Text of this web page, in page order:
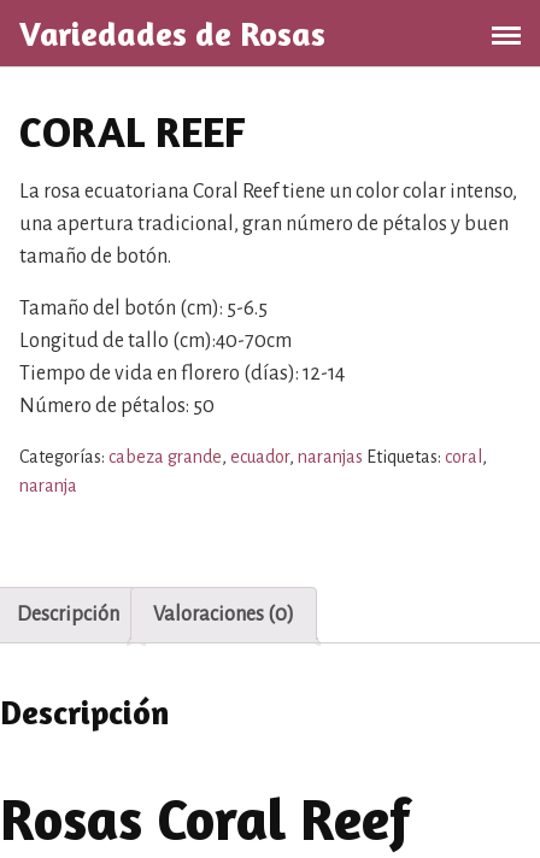
l
Variedades de Rosas
CORAL REEF
La rosa ecuatoriana Coral Reef tiene un color colar intenso,
una apertura tradicional, gran número de pétalos y buen
tamaño de botón.
Tamaño del botón (cm): 5-6.5
Longitud de tallo (cm):40-70cm
Tiempo de vida en florero (días): 12-14
Número de pétalos: 50
Categorías: cabeza grande, ecuador, naranjas Etiquetas: coral ,
naranja
Descripción Valoraciones (0)
Descripción
Rosas Coral Reef